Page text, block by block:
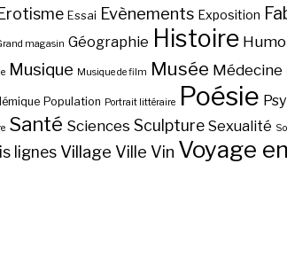
Erotisme Essai Evènements Exposition
magasin Géographie Histoire
Musique Musique de film Musée Médecine
Population Portrait littéraire Poésie
Santé Sciences Sculpture Sexualité
lignes Village Ville Vin Voyage